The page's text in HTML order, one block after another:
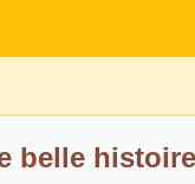
belle